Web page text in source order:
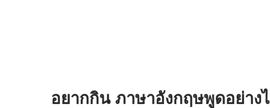
อยากกิน ภาษาอังกฤษพูดอย่าง